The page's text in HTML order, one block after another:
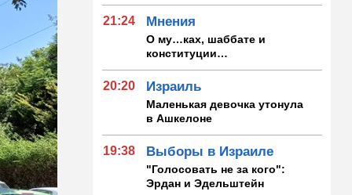
21:24 Мнения
О му…ках, шаббате и
конституции…
20:20 Израиль
Маленькая девочка утонула
в Ашкелоне
19:38 Выборы в Израиле
"Голосовать не за кого":
Эрдан и Эдельштейн